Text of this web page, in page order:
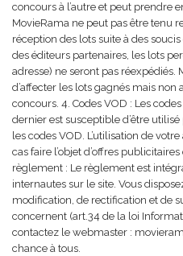
concours à l’autre et peut prendre
MovieRama ne peut pas être tenu
réception des lots suite à des
des éditeurs partenaires, les lots
adresse) ne seront pas réexpédiés.
d’affecter les lots gagnés mais non
concours. 4. Codes VOD : Les
dernier est susceptible d’être
les codes VOD. L’utilisation de
cas faire l’objet d’offres
règlement : Le règlement est
internautes sur le site. Vous
modification, de rectification et de
concernent (art.34 de la loi
contactez le webmaster :
chance à tous.